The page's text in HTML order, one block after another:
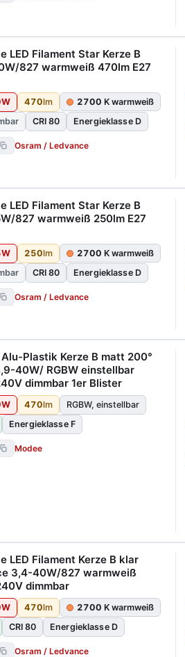
LED Filament Star Kerze B
827 warmweiß 470lm E27
W 470lm 2700 K warmweiß
CRI 80 Energieklasse D
Osram / Ledvance
LED Filament Star Kerze B
827 warmweiß 250lm E27
W 250lm 2700 K warmweiß
CRI 80 Energieklasse D
Osram / Ledvance
Alu-Plastik Kerze B matt 200°
40W/ RGBW einstellbar
dimmbar 1er Blister
W 470lm
RGBW, einstellbar
Energieklasse F
Modee
LED Filament Kerze B klar
3,4-40W/827 warmweiß
dimmbar
W 470lm 2700 K warmweiß
CRI 80 Energieklasse D
Osram / Ledvance